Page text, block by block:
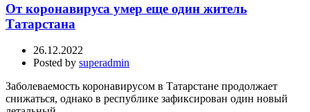
От коронавируса умер еще один житель
Татарстана
26.12.2022
Posted by superadmin
Заболеваемость коронавирусом в Татарстане продолжает
снижаться, однако в республике зафиксирован один новый